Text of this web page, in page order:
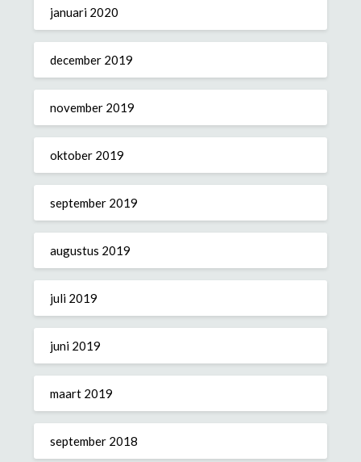
januari 2020
december 2019
november 2019
oktober 2019
september 2019
augustus 2019
juli 2019
juni 2019
maart 2019
september 2018